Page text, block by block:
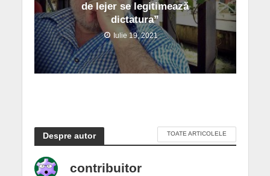
de lejer se legitimează
dictatura”
Iulie 19, 2021
Despre autor TOATE ARTICOLELE
contribuitor